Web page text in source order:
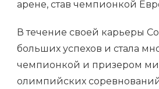
арене, став чемпионкой
В течение своей карьеры
больших успехов и стала
чемпионкой и призером
олимпийских